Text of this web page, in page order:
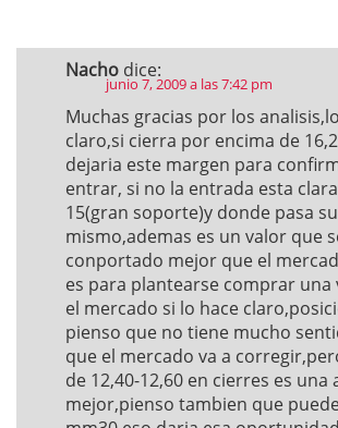
Nacho dice:
junio 7, 2009 a las 7:42 pm
Muchas gracias por los
claro,si cierra por encima de
dejaria este margen para
entrar, si no la entrada esta
15(gran soporte)y donde pasa
mismo,ademas es un valor que
conportado mejor que el
es para plantearse comprar una
el mercado si lo hace
pienso que no tiene mucho
que el mercado va a
de 12,40-12,60 en cierres es una
mejor,pienso tambien que